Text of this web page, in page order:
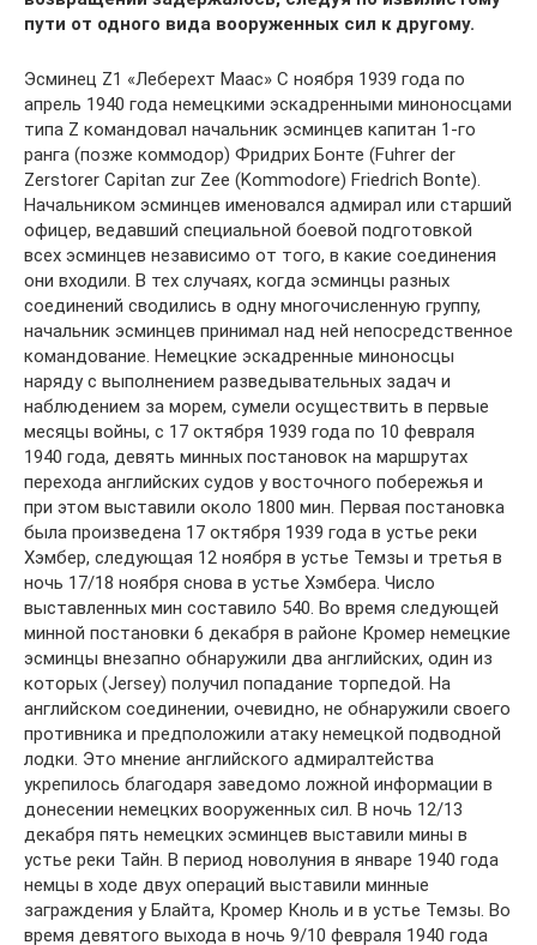
пути от одного вида вооруженных сил к другому.
Эсминец Z1 «Леберехт Маас» С ноября 1939 года по
апрель 1940 года немецкими эскадренными миноносцами
типа Z командовал начальник эсминцев капитан 1-го
ранга (позже коммодор) Фридрих Бонте (Fuhrer der
Zerstorer Capitan zur Zee (Kommodore) Friedrich Bonte).
Начальником эсминцев именовался адмирал или старший
офицер, ведавший специальной боевой подготовкой
всех эсминцев независимо от того, в какие соединения
они входили. В тех случаях, когда эсминцы разных
соединений сводились в одну многочисленную группу,
начальник эсминцев принимал над ней непосредственное
командование. Немецкие эскадренные миноносцы
наряду с выполнением разведывательных задач и
наблюдением за морем, сумели осуществить в первые
месяцы войны, с 17 октября 1939 года по 10 февраля
1940 года, девять минных постановок на маршрутах
перехода английских судов у восточного побережья и
при этом выставили около 1800 мин. Первая постановка
была произведена 17 октября 1939 года в устье реки
Хэмбер, следующая 12 ноября в устье Темзы и третья в
ночь 17/18 ноября снова в устье Хэмбера. Число
выставленных мин cocтавило 540. Во время следующей
минной постановки 6 декабря в районе Кромер немецкие
эсминцы внезапно обнаружили два английских, один из
которых (Jersey) получил попадание торпедой. На
английском соединении, очевидно, не обнаружили своего
противника и предположили атаку немецкой подводной
лодки. Это мнение английского адмиралтейства
укрепилось благодаря заведомо ложной информации в
донесении немецких вооруженных сил. В ночь 12/13
декабря пять немецких эсминцев выставили мины в
устье реки Тайн. В период новолуния в январе 1940 года
немцы в ходе двух операций выставили минные
заграждения у Блайта, Кромер Кноль и в устье Темзы. Во
время девятого выхода в ночь 9/10 февраля 1940 года